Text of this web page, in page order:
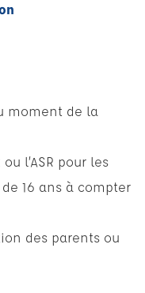
moment de la
ou l’ASR pour les
16 ans à compter
des parents ou